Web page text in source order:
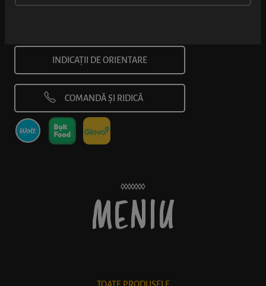
INDICAȚII DE ORIENTARE
COMANDĂ ȘI RIDICĂ
MENIU
TOATE PRODUSELE